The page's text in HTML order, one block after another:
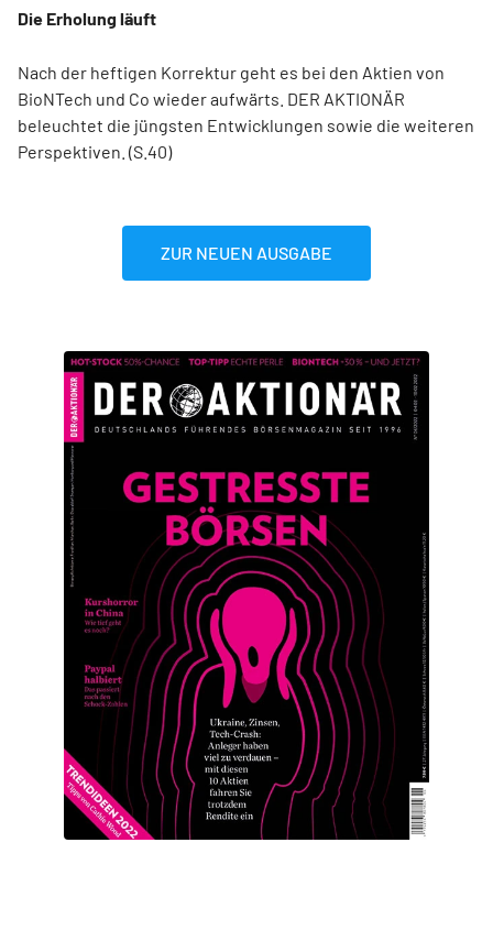
Die Erholung läuft
Nach der heftigen Korrektur geht es bei den Aktien von
BioNTech und Co wieder aufwärts. DER AKTIONÄR
beleuchtet die jüngsten Entwicklungen sowie die weiteren
Perspektiven. (S.40)
ZUR NEUEN AUSGABE